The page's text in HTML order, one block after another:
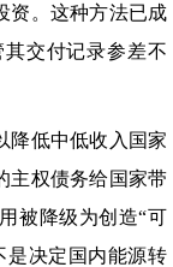
资。这种方法已成
交付记录参差不
降低中低收入国家
主权债务给国家带
被降级为创造“可
是决定国内能源转